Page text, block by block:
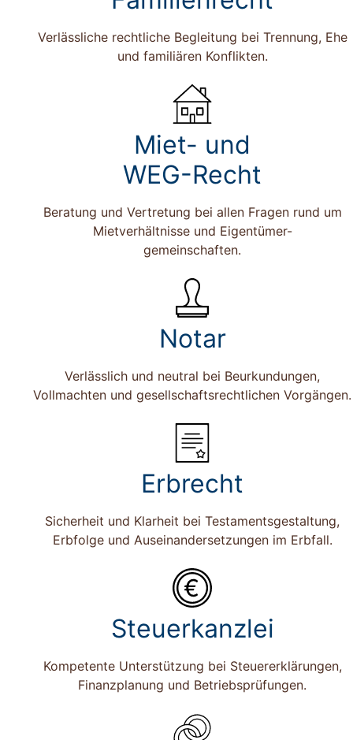
Verlässliche rechtliche Begleitung bei Trennung, Ehe
und familiären Konflikten.
Miet- und
WEG-Recht
Beratung und Vertretung bei allen Fragen rund um
Mietverhältnisse und Eigentümer-
gemeinschaften.
Notar
Verlässlich und neutral bei Beurkundungen,
Vollmachten und gesellschaftsrechtlichen Vorgängen.
Erbrecht
Sicherheit und Klarheit bei Testamentsgestaltung,
Erbfolge und Auseinandersetzungen im Erbfall.
Steuerkanzlei
Kompetente Unterstützung bei Steuererklärungen,
Finanzplanung und Betriebsprüfungen.